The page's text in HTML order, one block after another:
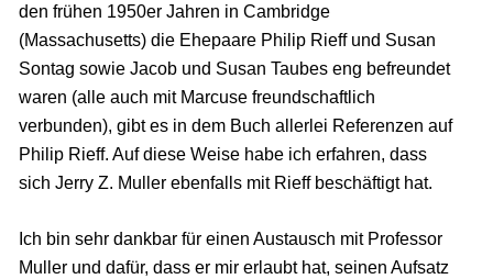
den frühen 1950er Jahren in Cambridge
(Massachusetts) die Ehepaare Philip Rieff und Susan
Sontag sowie Jacob und Susan Taubes eng befreundet
waren (alle auch mit Marcuse freundschaftlich
verbunden), gibt es in dem Buch allerlei Referenzen auf
Philip Rieff. Auf diese Weise habe ich erfahren, dass
sich Jerry Z. Muller ebenfalls mit Rieff beschäftigt hat.
Ich bin sehr dankbar für einen Austausch mit Professor
Muller und dafür, dass er mir erlaubt hat, seinen Aufsatz